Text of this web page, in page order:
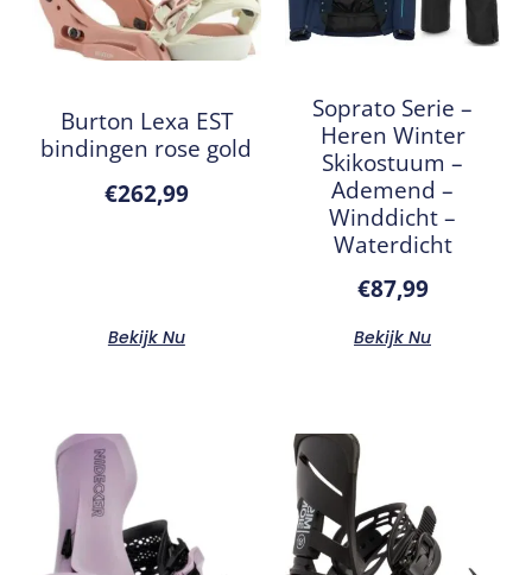
Burton Lexa EST
bindingen rose gold
€262,99
Bekijk Nu
Soprato Serie –
Heren Winter
Skikostuum –
Ademend –
Winddicht –
Waterdicht
€87,99
Bekijk Nu